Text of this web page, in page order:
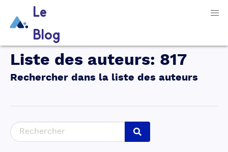
Le
Blog
Liste des auteurs: 817
Rechercher dans la liste des auteurs